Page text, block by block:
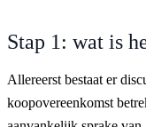
Stap 1: wat is
Allereerst bestaat er
koopovereenkomst